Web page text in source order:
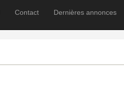
Contact Dernières annonces